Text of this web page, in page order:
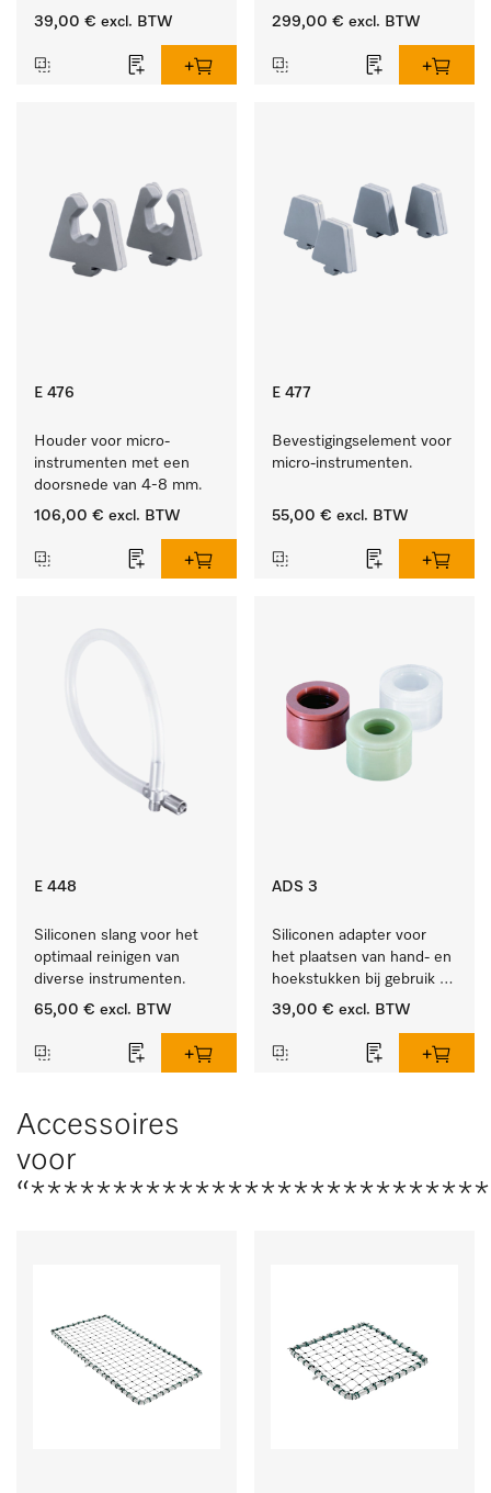
van AUF 1 of AUF 2.
39,00 € excl. BTW
299,00 € excl. BTW
E 476
Houder voor micro-
instrumenten met een
doorsnede van 4-8 mm.
106,00 € excl. BTW
E 477
Bevestigingselement voor
micro-instrumenten.
55,00 € excl. BTW
E 448
Siliconen slang voor het
optimaal reinigen van
diverse instrumenten.
65,00 € excl. BTW
ADS 3
Siliconen adapter voor
het plaatsen van hand- en
hoekstukken bij gebruik
van AUF 1 of AUF 2.
39,00 € excl. BTW
Accessoires
voor